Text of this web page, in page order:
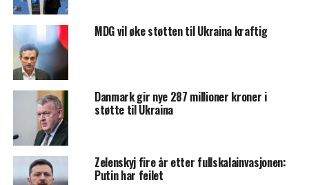
MDG vil øke støtten til Ukraina kraftig
Danmark gir nye 287 millioner kroner i
støtte til Ukraina
Zelenskyj fire år etter fullskalainvasjonen:
Putin har feilet